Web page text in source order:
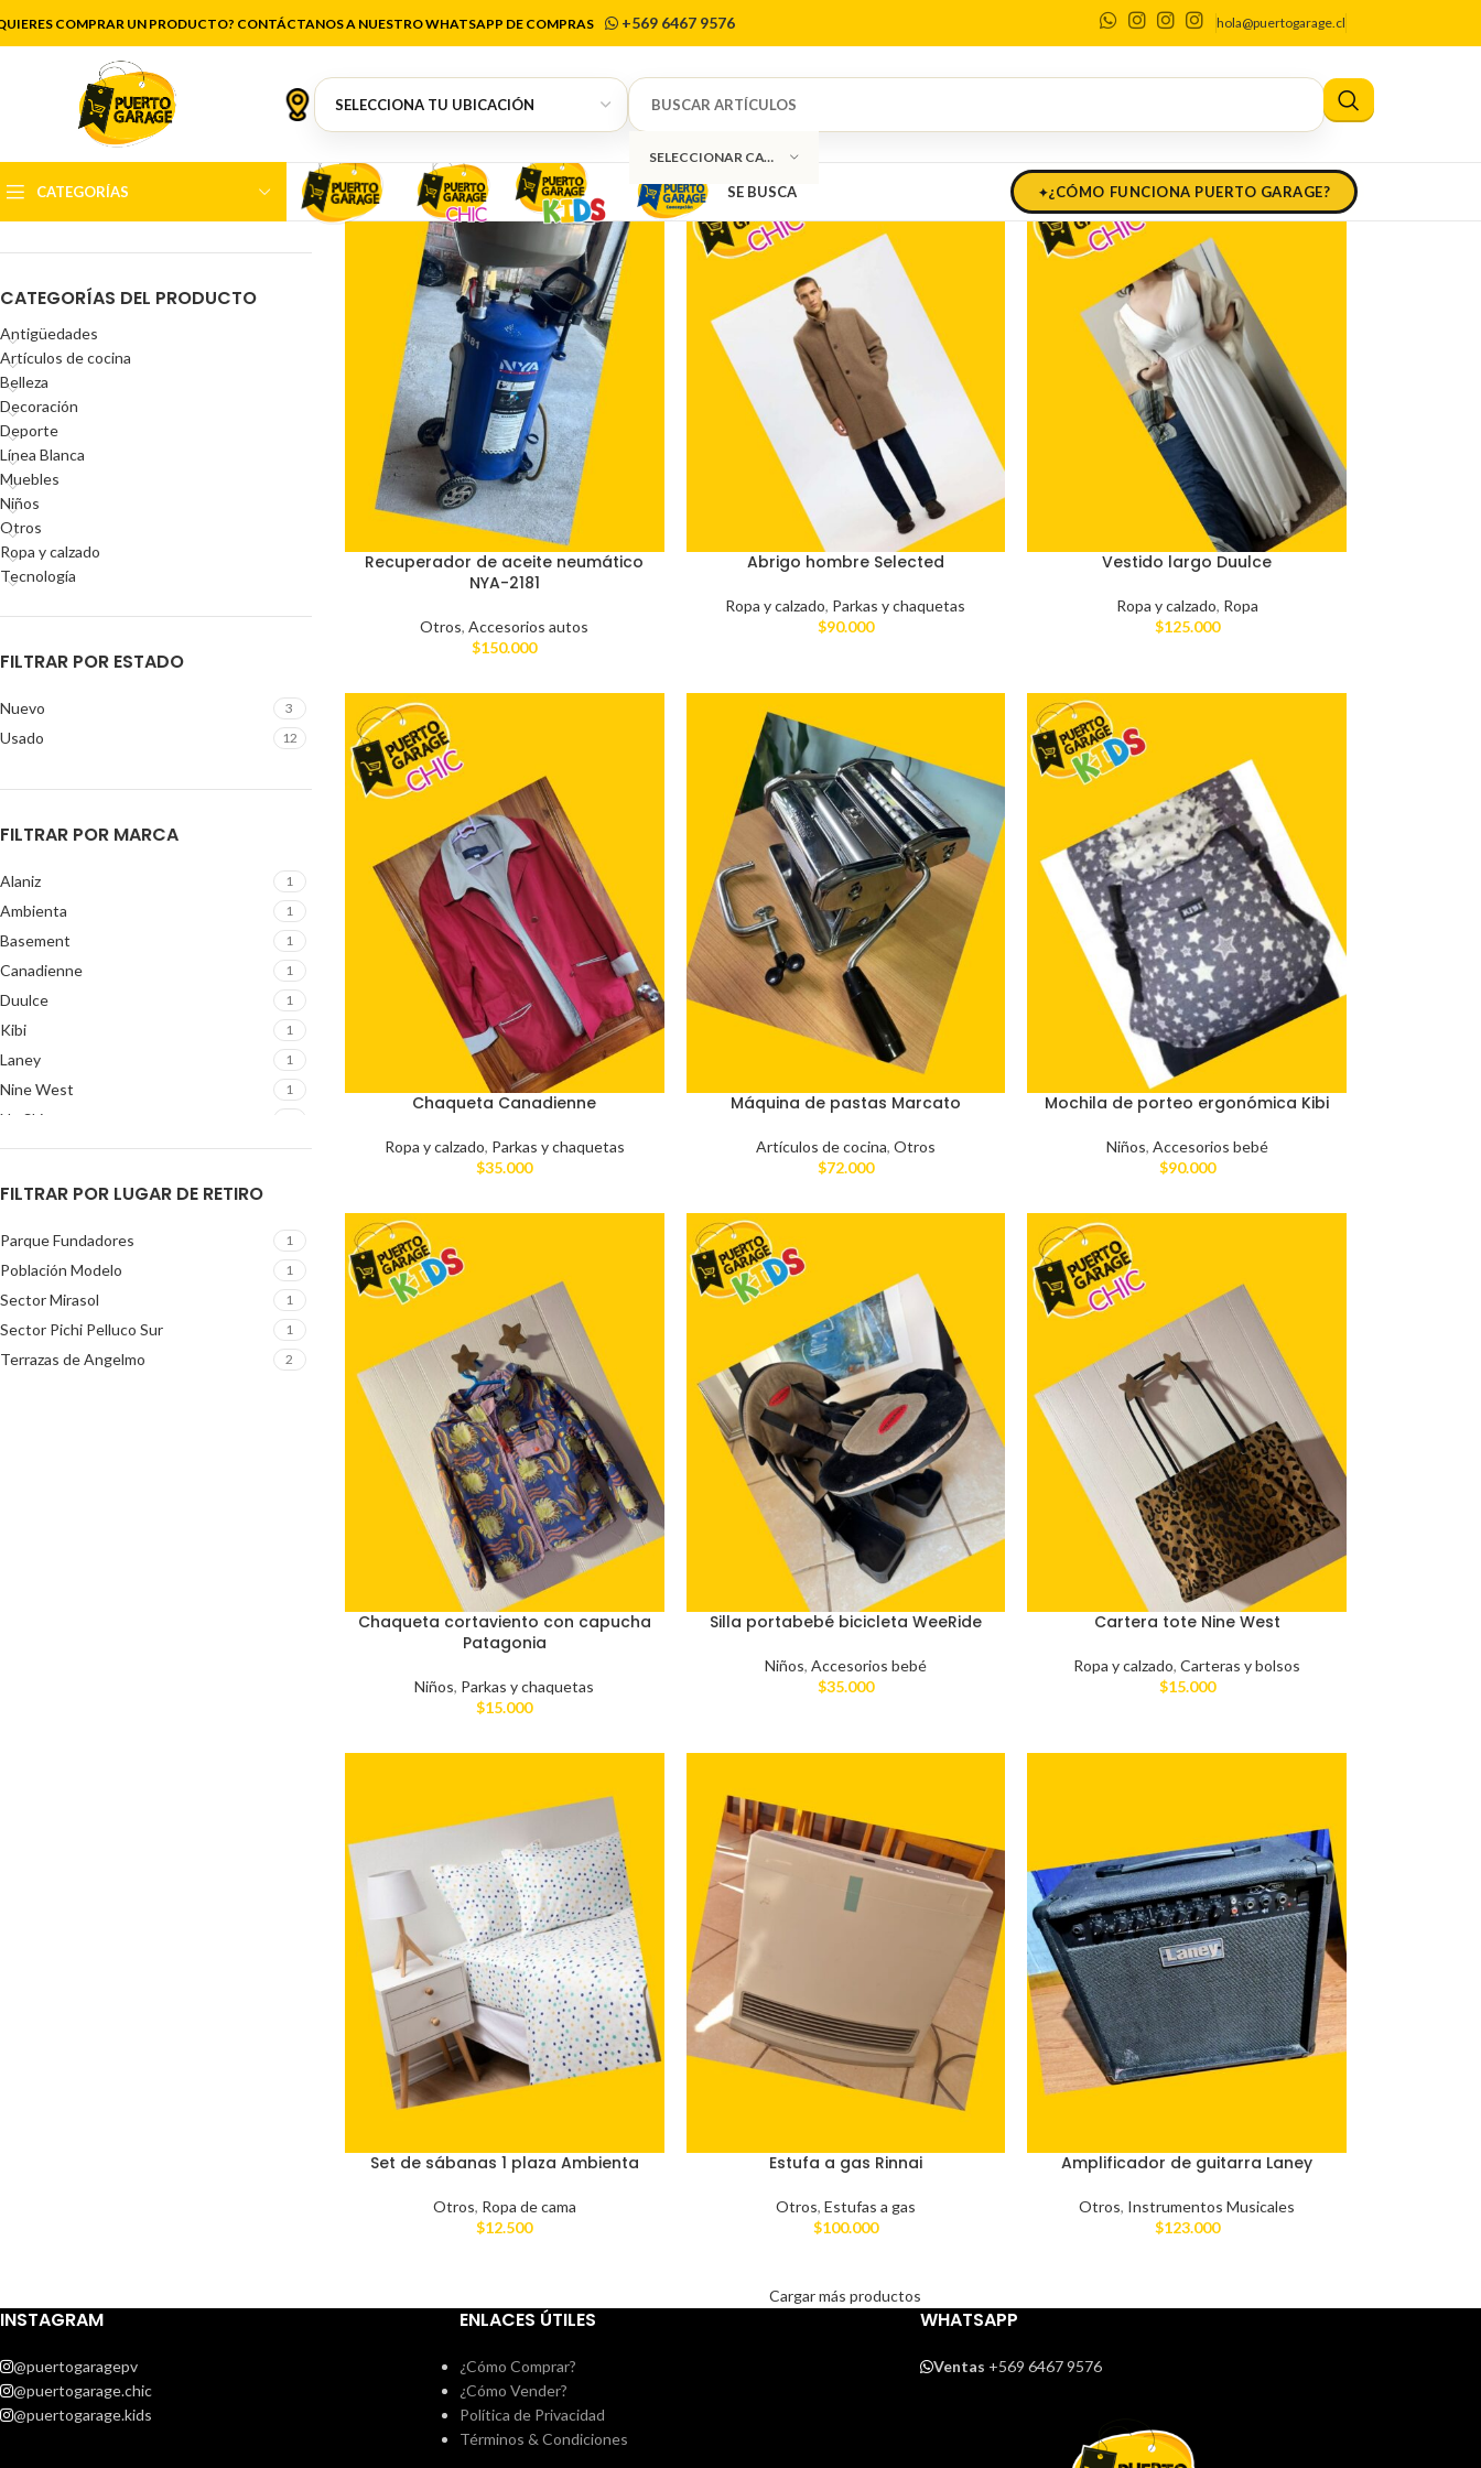
COMPRAR UN PRODUCTO? CONTÁCTANOS A NUESTRO WHATSAPP DE COMPRAS +569 6467 9576 hola@puertogarage.cl
SELECCIONAR CATEGORÍA
CATEGORÍAS SE BUSCA ¿CÓMO FUNCIONA PUERTO GARAGE?
Puerto Montt📦Envío a todo Chile
FILTRAR POR PRECIO
FILTRAR
Precio:$12.500—
CATEGORÍAS DEL PRODUCTO
Antigüedades
Artículos de cocina
Belleza
Decoración
Deporte
Línea Blanca
Muebles
Niños
Otros
Ropa y calzado
Tecnología
FILTRAR POR ESTADO
Nuevo 3
Usado 12
FILTRAR POR MARCA
Alaniz 1
Ambienta 1
Basement 1
Canadienne 1
Duulce 1
Kibi 1
Laney 1
Nine West 1
Nu Skin
NYA 1
Selected 1
to 1
WeeRide 1
FILTRAR POR LUGAR DE RETIRO
Parque Fundadores 1
Población Modelo 1
Sector Mirasol 1
Sector Pichi Pelluco Sur 1
Terrazas de Angelmo 2
Recuperador de aceite neumático
NYA-2181
Otros,Accesorios autos
$150.000
Abrigo hombre Selected
Ropa y calzado, Parkas y chaquetas
$90.000
Vestido largo Duulce
Ropa y calzado, Ropa
$125.000
Chaqueta Canadienne
Ropa y calzado, Parkas y chaquetas
$35.000
Máquina de pastas Marcato
Artículos de cocina, Otros
$72.000
Mochila de porteo ergonómica Kibi
Niños, Accesorios bebé
$90.000
Chaqueta cortaviento con capucha
Patagonia
Niños, Parkas y chaquetas
$15.000
Silla portabebé bicicleta WeeRide
Niños, Accesorios bebé
$35.000
Cartera tote Nine West
Ropa y calzado,Carteras y bolsos
$15.000
Set de sábanas 1 plaza Ambienta
Otros, Ropa de cama
$12.500
Estufa a gas Rinnai
Otros, Estufas a gas
$100.000
Amplificador de guitarra Laney
Otros, Instrumentos Musicales
$123.000
Cargar más productos
INSTAGRAM
@puertogaragepv
@puertogarage.chic
@puertogarage.kids
ENLACES ÚTILES
¿Cómo Comprar?
¿Cómo Vender?
Política de Privacidad
Términos & Condiciones
WHATSAPP
Ventas +569 6467 9576